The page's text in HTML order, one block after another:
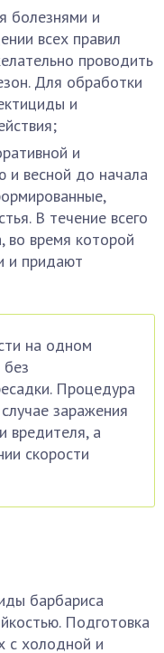
болезнями и
всех правил
проводить
Для обработки
и
и
и весной до начала
В течение всего
во время которой
и придают
на одном
Процедура
заражения
вредителя, а
скорости
барбариса
Подготовка
с холодной и